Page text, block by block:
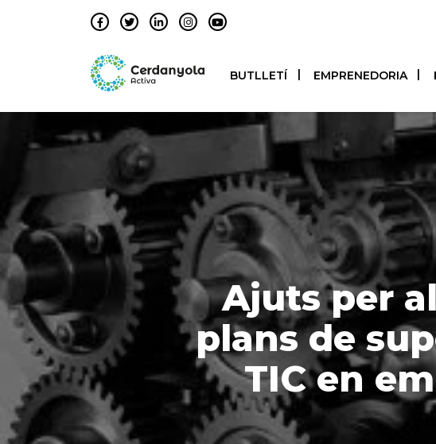
BUTLLETÍ EMPRENEDORIA
Ajuts per
plans de
TIC en